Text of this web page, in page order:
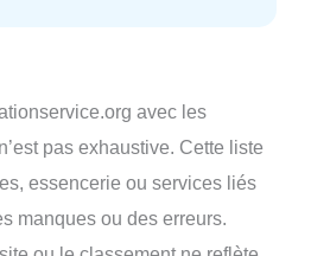
avec les
pas exhaustive. Cette liste
essencerie ou services liés
manques ou des erreurs.